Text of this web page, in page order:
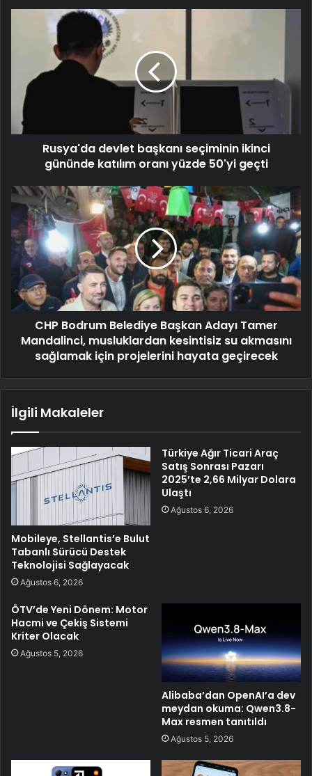
Rusya'da devlet başkanı seçiminin ikinci
gününde katılım oranı yüzde 50'yi geçti
CHP Bodrum Belediye Başkan Adayı Tamer
Mandalinci, musluklardan kesintisiz su akmasını
sağlamak için projelerini hayata geçirecek
İlgili Makaleler
Mobileye, Stellantis’e Bulut
Tabanlı Sürücü Destek
Teknolojisi Sağlayacak
Ağustos 6, 2026
Türkiye Ağır Ticari Araç
Satış Sonrası Pazarı
2025’te 2,66 Milyar Dolara
Ulaştı
Ağustos 6, 2026
ÖTV’de Yeni Dönem: Motor
Hacmi ve Çekiş Sistemi
Kriter Olacak
Ağustos 5, 2026
Alibaba’dan OpenAI’a dev
meydan okuma: Qwen3.8-
Max resmen tanıtıldı
Ağustos 5, 2026